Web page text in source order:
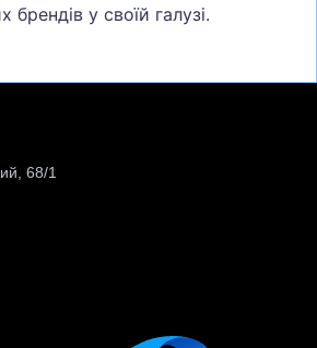
брендів у своїй галузі.
68/1